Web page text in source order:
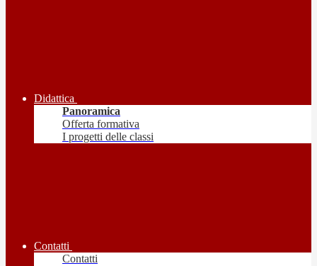
Didattica
Panoramica
Offerta formativa
I progetti delle classi
Contatti
Contatti